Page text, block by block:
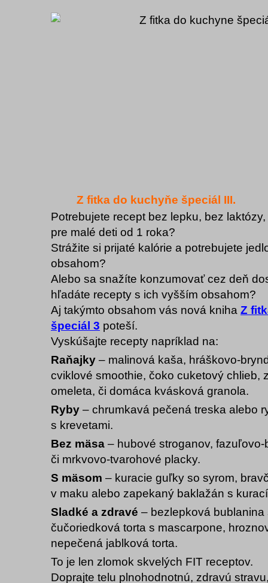
Z fitka do kuchyňe špeciál III.
Potrebujete recept bez lepku, bez
pre malé deti od 1 roka?
Strážite si prijaté kalórie a potrebujete
obsahom?
Alebo sa snažíte konzumovať cez deň
hľadáte recepty s ich vyšším obsahom?
Aj takýmto obsahom vás nová kniha Z
špeciál 3 poteší.
Vyskúšajte recepty napríklad na:
Raňajky – malinová kaša, hráškovo-
cviklové smoothie, čoko cuketový chlieb,
omeleta, či domáca kvásková granola.
Ryby – chrumkavá pečená treska alebo
s krevetami.
Bez mäsa – hubové stroganov,
či mrkvovo-tvarohové placky.
S mäsom – kuracie guľky so syrom,
v maku alebo zapekaný baklažán s
Sladké a zdravé – bezlepková bublanina
čučoriedková torta s mascarpone,
nepečená jablková torta.
To je len zlomok skvelých FIT receptov.
Doprajte telu plnohodnotnú, zdravú